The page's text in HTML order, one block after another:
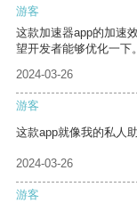
游客
这款加速器app的加速
望开发者能够优化一下。
2024-03-26
游客
这款app就像我的私人
2024-03-26
游客